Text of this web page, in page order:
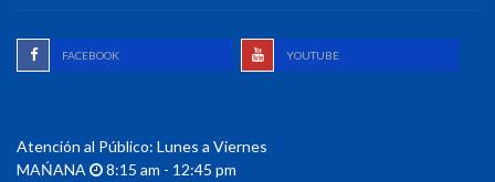
FACEBOOK YOUTUBE
Atención al Público: Lunes a Viernes
MAŃANA
8:15 am - 12:45 pm